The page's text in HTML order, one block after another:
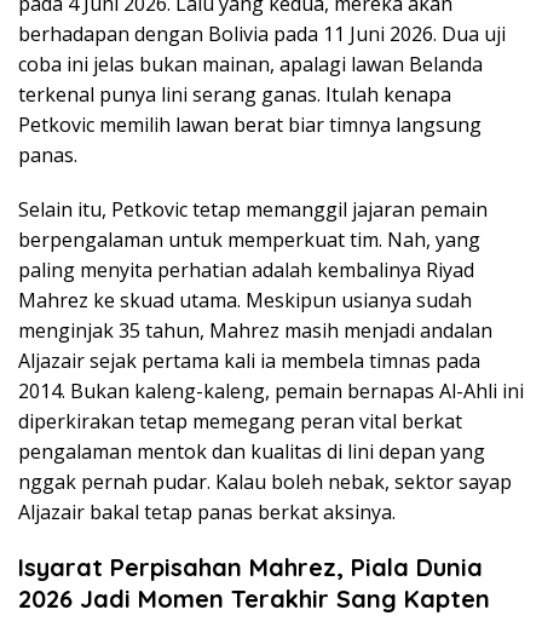
berhadapan dengan Bolivia pada 11 Juni 2026. Dua uji
coba ini jelas bukan mainan, apalagi lawan Belanda
terkenal punya lini serang ganas. Itulah kenapa
Petkovic memilih lawan berat biar timnya langsung
panas.
Selain itu, Petkovic tetap memanggil jajaran pemain
berpengalaman untuk memperkuat tim. Nah, yang
paling menyita perhatian adalah kembalinya Riyad
Mahrez ke skuad utama. Meskipun usianya sudah
menginjak 35 tahun, Mahrez masih menjadi andalan
Aljazair sejak pertama kali ia membela timnas pada
2014. Bukan kaleng-kaleng, pemain bernapas Al-Ahli ini
diperkirakan tetap memegang peran vital berkat
pengalaman mentok dan kualitas di lini depan yang
nggak pernah pudar. Kalau boleh nebak, sektor sayap
Aljazair bakal tetap panas berkat aksinya.
Isyarat Perpisahan Mahrez, Piala Dunia
2026 Jadi Momen Terakhir Sang Kapten